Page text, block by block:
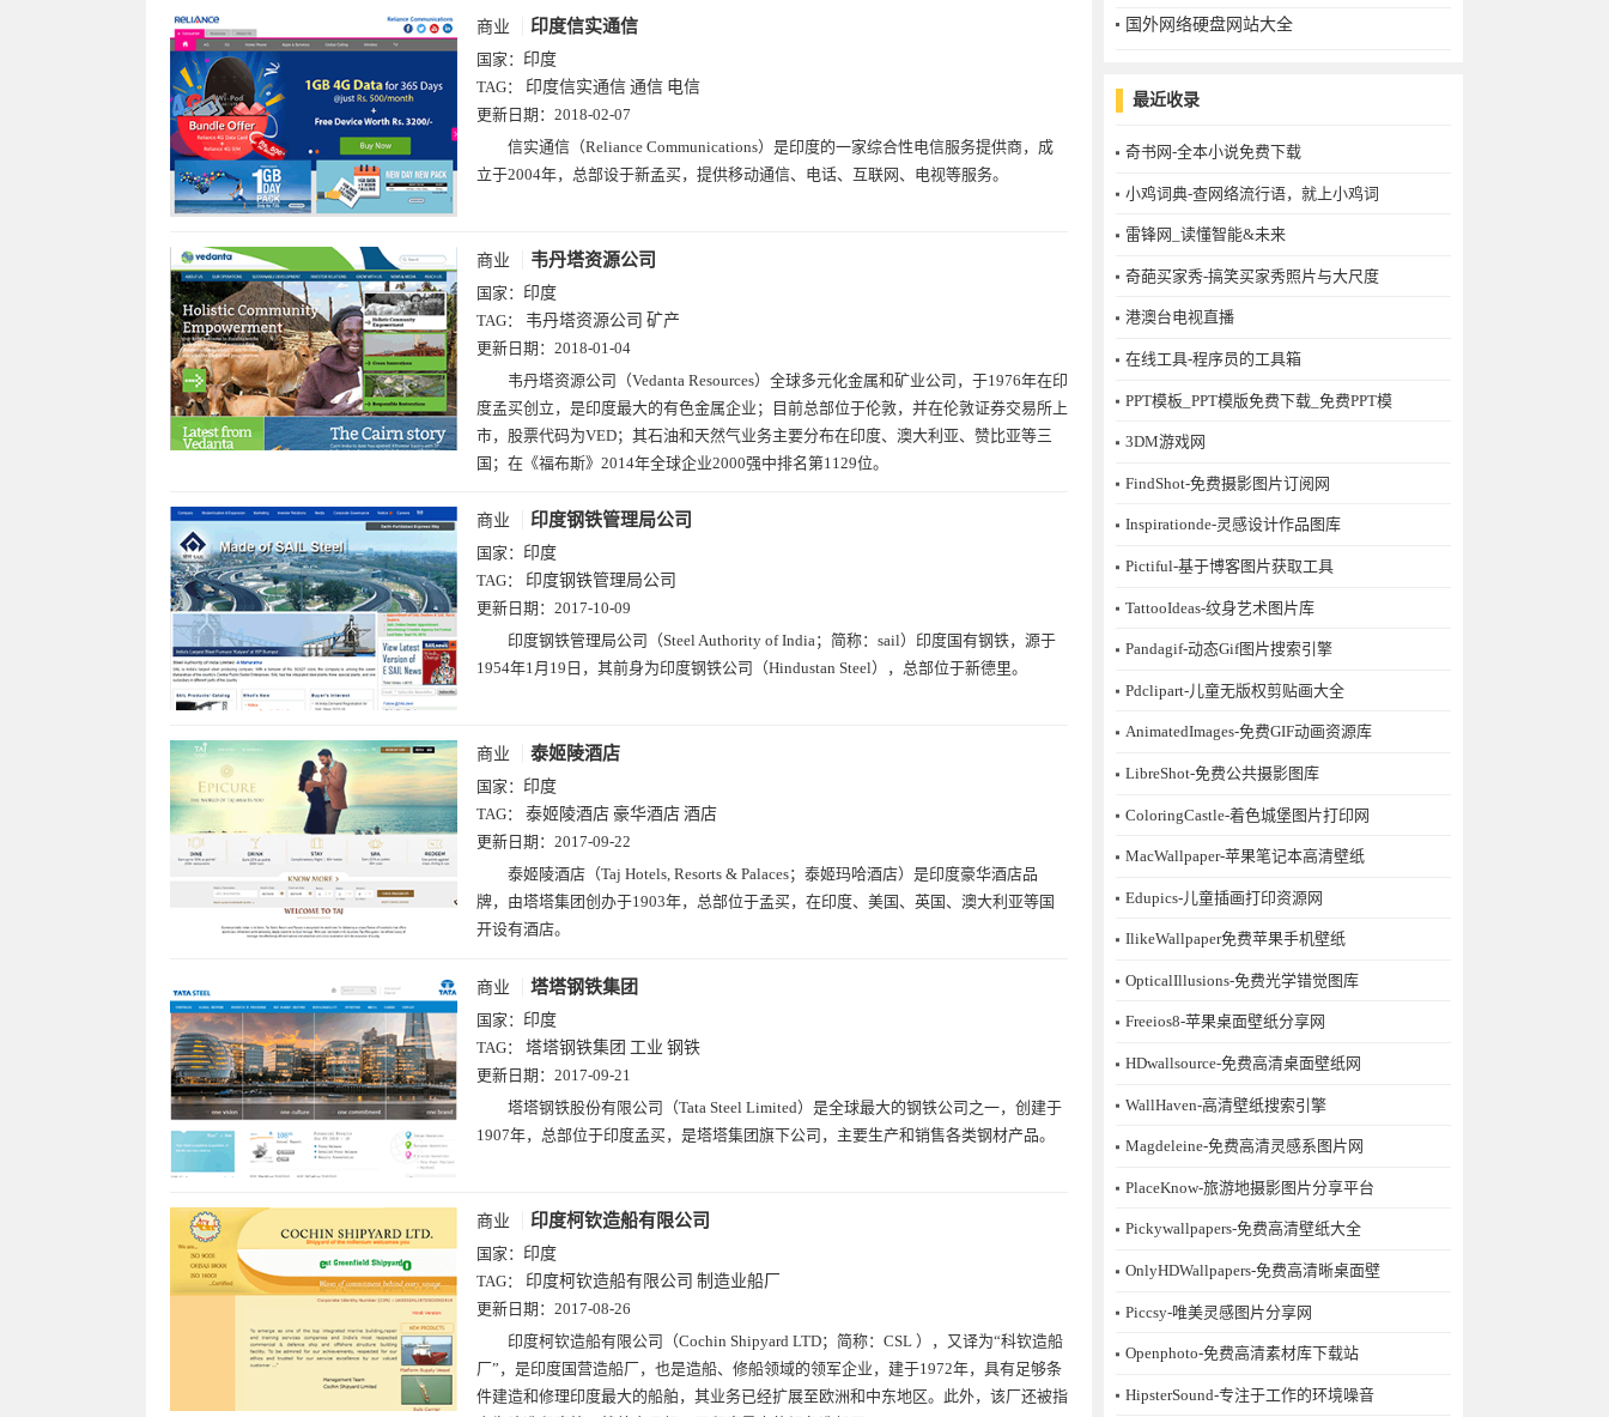
商业 印度信实通信
国家： 印度
TAG： 印度信实通信 通信 电信
更新日期： 2018-02-07
信实通信（Reliance Communications）是印度的一家综合性电信服务提供商，成
立于2004年，总部设于新孟买，提供移动通信、电话、互联网、电视等服务。
商业 韦丹塔资源公司
国家： 印度
TAG： 韦丹塔资源公司 矿产
更新日期： 2018-01-04
韦丹塔资源公司（Vedanta Resources）全球多元化金属和矿业公司，于1976年在印
度孟买创立，是印度最大的有色金属企业；目前总部位于伦敦，并在伦敦证券交易所上
市，股票代码为VED；其石油和天然气业务主要分布在印度、澳大利亚、赞比亚等三
国；在《福布斯》2014年全球企业2000强中排名第1129位。
商业 印度钢铁管理局公司
国家： 印度
TAG： 印度钢铁管理局公司
更新日期： 2017-10-09
印度钢铁管理局公司（Steel Authority of India；简称：sail）印度国有钢铁，源于
1954年1月19日，其前身为印度钢铁公司（Hindustan Steel），总部位于新德里。
商业 泰姬陵酒店
国家： 印度
TAG： 泰姬陵酒店 豪华酒店 酒店
更新日期： 2017-09-22
泰姬陵酒店（Taj Hotels, Resorts & Palaces；泰姬玛哈酒店）是印度豪华酒店品
牌，由塔塔集团创办于1903年，总部位于孟买，在印度、美国、英国、澳大利亚等国
开设有酒店。
商业 塔塔钢铁集团
国家： 印度
TAG： 塔塔钢铁集团 工业 钢铁
更新日期： 2017-09-21
塔塔钢铁股份有限公司（Tata Steel Limited）是全球最大的钢铁公司之一，创建于
1907年，总部位于印度孟买，是塔塔集团旗下公司，主要生产和销售各类钢材产品。
商业 印度柯钦造船有限公司
国家： 印度
TAG： 印度柯钦造船有限公司 制造业船厂
更新日期： 2017-08-26
印度柯钦造船有限公司（Cochin Shipyard LTD；简称：CSL ），又译为“科钦造船
厂”，是印度国营造船厂，也是造船、修船领域的领军企业，建于1972年，具有足够条
件建造和修理印度最大的船舶，其业务已经扩展至欧洲和中东地区。此外，该厂还被指
国外网络硬盘网站大全
最近收录
奇书网-全本小说免费下载
小鸡词典-查网络流行语，就上小鸡词
雷锋网_读懂智能&未来
奇葩买家秀-搞笑买家秀照片与大尺度
港澳台电视直播
在线工具-程序员的工具箱
PPT模板_PPT模版免费下载_免费PPT模
3DM游戏网
FindShot-免费摄影图片订阅网
Inspirationde-灵感设计作品图库
Pictiful-基于博客图片获取工具
TattooIdeas-纹身艺术图片库
Pandagif-动态Gif图片搜索引擎
Pdclipart-儿童无版权剪贴画大全
AnimatedImages-免费GIF动画资源库
LibreShot-免费公共摄影图库
ColoringCastle-着色城堡图片打印网
MacWallpaper-苹果笔记本高清壁纸
Edupics-儿童插画打印资源网
IlikeWallpaper免费苹果手机壁纸
OpticalIllusions-免费光学错觉图库
Freeios8-苹果桌面壁纸分享网
HDwallsource-免费高清桌面壁纸网
WallHaven-高清壁纸搜索引擎
Magdeleine-免费高清灵感系图片网
PlaceKnow-旅游地摄影图片分享平台
Pickywallpapers-免费高清壁纸大全
OnlyHDWallpapers-免费高清晰桌面壁
Piccsy-唯美灵感图片分享网
Openphoto-免费高清素材库下载站
HipsterSound-专注于工作的环境噪音